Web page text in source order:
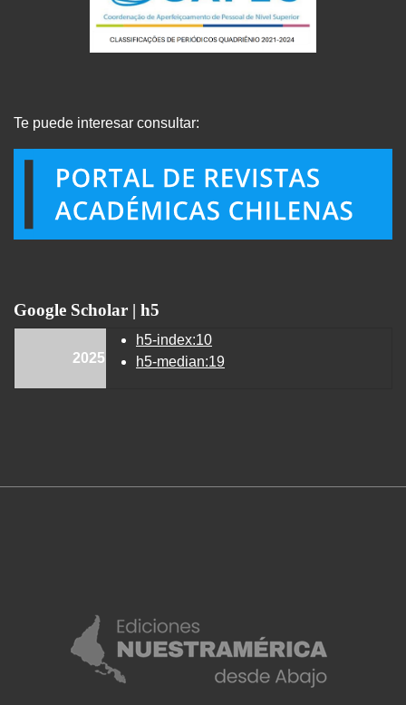
Te puede interesar consultar:
Google Scholar | h5
2025
h5-index:10
h5-median:19